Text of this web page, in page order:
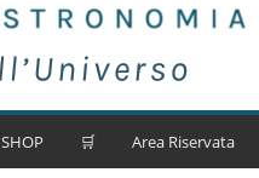
SHOP 🛒 Area Riservata